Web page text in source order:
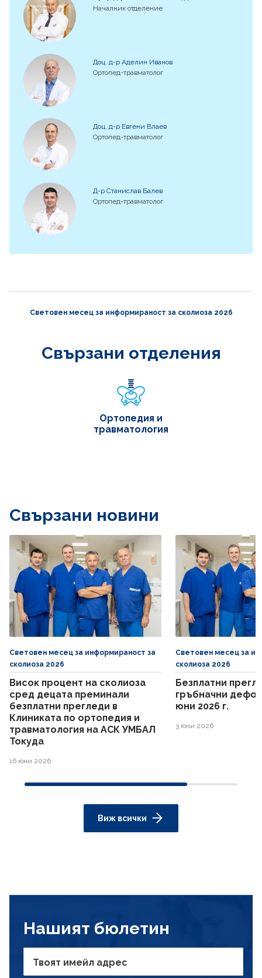
Началник отделение
Доц. д-р Аделин Иванов
Ортопед-травматолог
Доц. д-р Евгени Влаев
Ортопед-травматолог
Д-р Станислав Балев
Ортопед-травматолог
Световен месец за информираност за сколиоза 2026
Свързани отделения
Ортопедия и
травматология
Свързани новини
Световен месец за информираност за
сколиоза 2026
Висок процент на сколиоза
сред децата преминали
безплатни прегледи в
Клиниката по ортопедия и
травматология на АСК УМБАЛ
Токуда
16 юни 2026
Световен месец за
сколиоза 2026
Безплатни
гръбначни
юни 2026 г.
3 юни 2026
Виж всички
Нашият бюлетин
Твоят имейл адрес